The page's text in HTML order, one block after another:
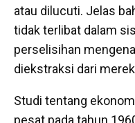
atau dilucuti. Jelas
tidak terlibat dalam
perselisihan
diekstraksi dari
Studi tentang
pesat pada tahun